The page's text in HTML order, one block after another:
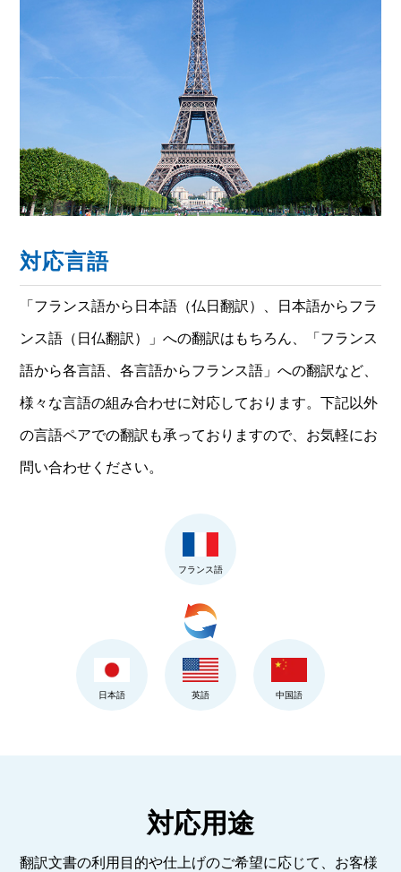
対応言語
「フランス語から日本語（仏日翻訳）、日本語からフラ
ンス語（日仏翻訳）」への翻訳はもちろん、「フランス
語から各言語、各言語からフランス語」への翻訳など、
様々な言語の組み合わせに対応しております。下記以外
の言語ペアでの翻訳も承っておりますので、お気軽にお
問い合わせください。
フランス語
日本語 英語 中国語
対応用途
翻訳文書の利用目的や仕上げのご希望に応じて、お客様